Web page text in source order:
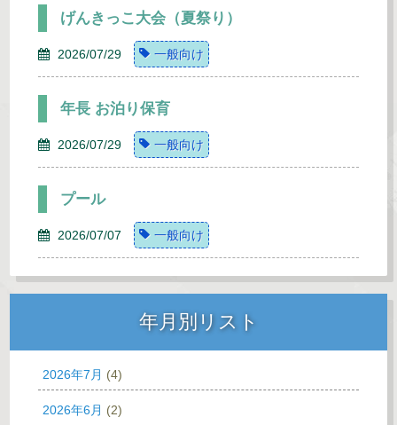
げんきっこ大会（夏祭り）
2026/07/29 一般向け
年長 お泊り保育
2026/07/29 一般向け
プール
2026/07/07 一般向け
年月別リスト
2026年7月 (4)
2026年6月 (2)